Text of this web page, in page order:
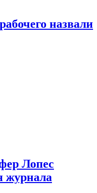
назвали
Лопес
журнала